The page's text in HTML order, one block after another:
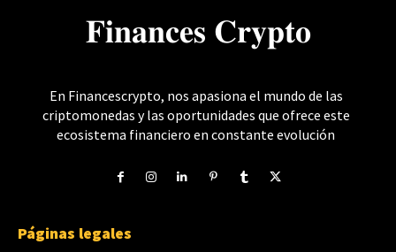
𝐅𝐢𝐧𝐚𝐧𝐜𝐞𝐬 𝐂𝐫𝐲𝐩𝐭𝐨
En Financescrypto, nos apasiona el mundo de las
criptomonedas y las oportunidades que ofrece este
ecosistema financiero en constante evolución
Páginas legales